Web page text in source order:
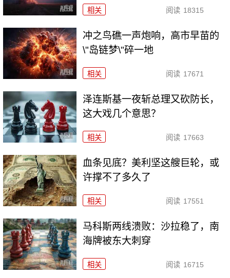
相关 阅读 18315
冲之鸟礁一声炮响，高市早苗的
\"岛链梦\"碎一地
相关 阅读 17671
泽连斯基一夜斩总理又砍防长，
这大戏几个意思？
相关 阅读 17663
血条见底？美利坚这艘巨轮，或
许撑不了多久了
相关 阅读 17551
马科斯两线溃败：沙拉稳了，南
海牌被东大刺穿
相关 阅读 16715